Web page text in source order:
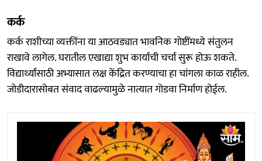
कर्क
कर्क राशीच्या व्यक्तींना या आठवड्यात भावनिक गोष्टींमध्ये संतुलन
राखावे लागेल. घरातील एखाद्या शुभ कार्याची चर्चा सुरू होऊ शकते.
विद्यार्थ्यांसाठी अभ्यासात लक्ष केंद्रित करण्याचा हा चांगला काळ राहील.
जोडीदारासोबत संवाद वाढल्यामुळे नात्यात गोडवा निर्माण होईल.